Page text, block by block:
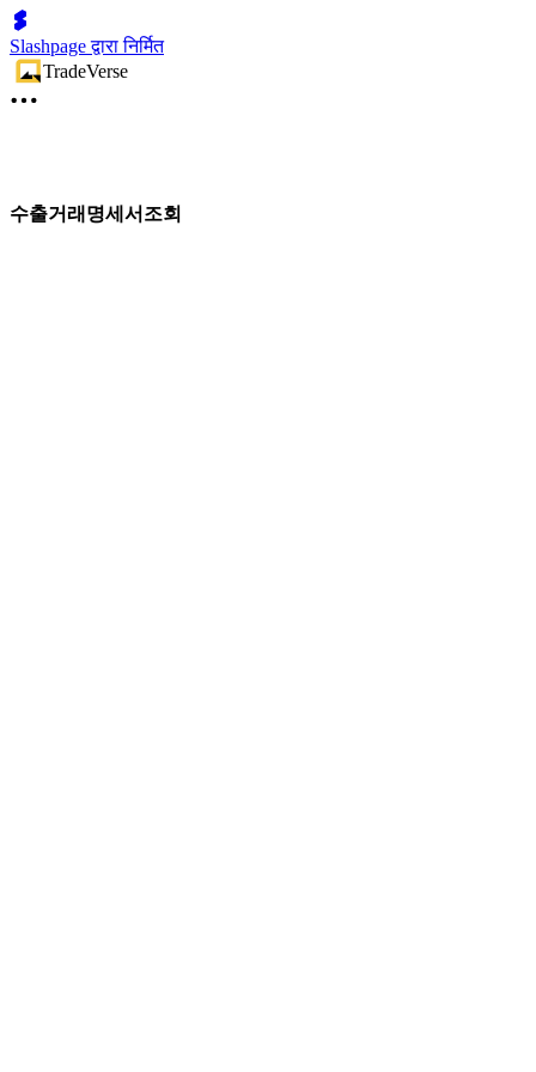
Slashpage द्वारा निर्मित
TradeVerse
수출거래명세서조회